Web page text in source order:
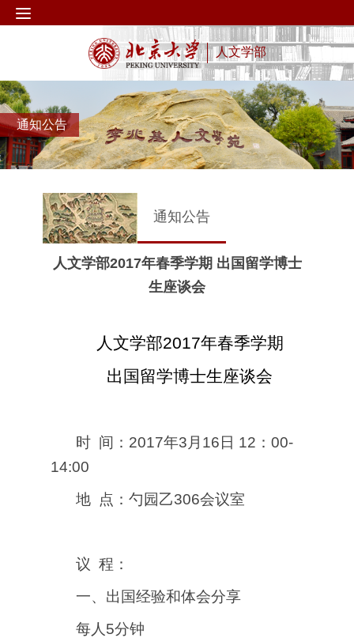
人文学部
通知公告
通知公告
人文学部2017年春季学期 出国留学博士
生座谈会
人文学部2017年春季学期
出国留学博士生座谈会
时 间： 2017年3 月 16 日 12 ： 00-
14:00
地 点：勺园乙306会议室
议 程：
一、出国经验和体会分享
每人 5分钟